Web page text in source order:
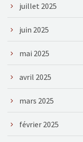
juillet 2025
juin 2025
mai 2025
avril 2025
mars 2025
février 2025